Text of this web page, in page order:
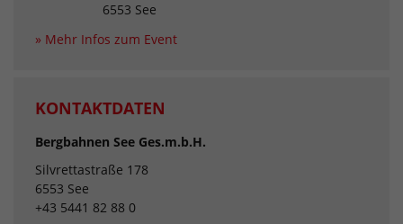
6553 See
» Mehr Infos zum Event
KONTAKTDATEN
Bergbahnen See Ges.m.b.H.
Silvrettastraße 178
6553 See
+43 5441 82 88 0